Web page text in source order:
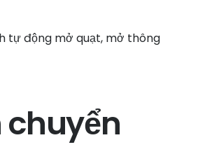
tự động mở quạt, mở thông
chuyển